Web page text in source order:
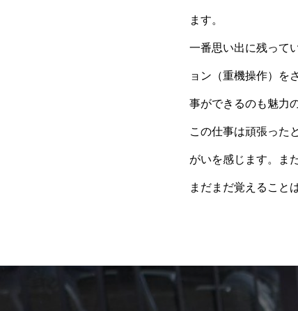
ます。
一番思い出に残って
ョン（重機操作）を
事ができるのも魅力
この仕事は頑張った
がいを感じます。ま
まだまだ覚えること